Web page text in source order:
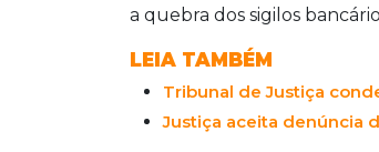
a quebra dos sigilos
LEIA TAMBÉM
Tribunal de Justiça
Justiça aceita denúncia